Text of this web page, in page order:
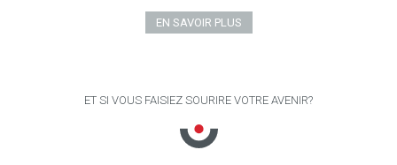
EN SAVOIR PLUS
ET SI VOUS FAISIEZ SOURIRE VOTRE AVENIR?